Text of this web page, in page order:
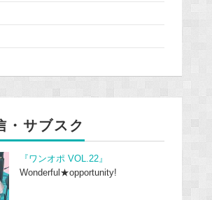
・サブスク
『ワンオポ VOL.22』
Wonderful★opportunity!